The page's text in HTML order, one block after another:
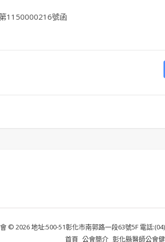
1150000216號函
© 2026 地址:500-51彰化市南郭路一段63號5F 電話
首頁 公會簡介 彰化縣醫師公會